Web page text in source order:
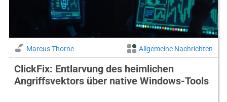
Marcus Thorne Allgemeine Nachrichten
ClickFix: Entlarvung des heimlichen
Angriffsvektors über native Windows-Tools